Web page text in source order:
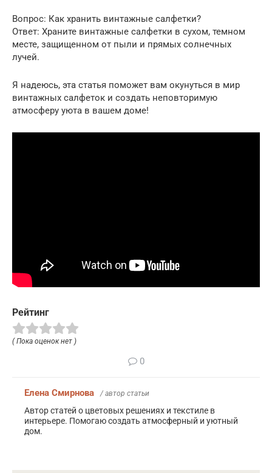
Вопрос: Как хранить винтажные салфетки?
Ответ: Храните винтажные салфетки в сухом, темном
месте, защищенном от пыли и прямых солнечных
лучей.
Я надеюсь, эта статья поможет вам окунуться в мир
винтажных салфеток и создать неповторимую
атмосферу уюта в вашем доме!
Рейтинг
( Пока оценок нет )
0
Елена Смирнова / автор статьи
Автор статей о цветовых решениях и текстиле в
интерьере. Помогаю создать атмосферный и уютный
дом.